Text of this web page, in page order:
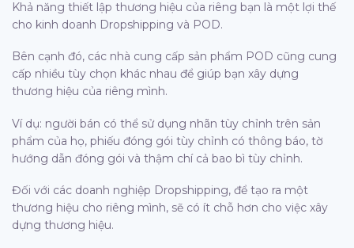
Khả năng thiết lập thương hiệu của riêng bạn là một lợi thế
cho kinh doanh Dropshipping và POD.
Bên cạnh đó, các nhà cung cấp sản phẩm POD cũng cung
cấp nhiều tùy chọn khác nhau để giúp bạn xây dựng
thương hiệu của riêng mình.
Ví dụ: người bán có thể sử dụng nhãn tùy chỉnh trên sản
phẩm của họ, phiếu đóng gói tùy chỉnh có thông báo, tờ
hướng dẫn đóng gói và thậm chí cả bao bì tùy chỉnh.
Đối với các doanh nghiệp Dropshipping, để tạo ra một
thương hiệu cho riêng mình, sẽ có ít chỗ hơn cho việc xây
dựng thương hiệu.